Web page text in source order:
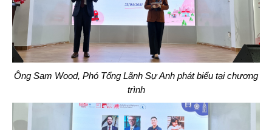
Ông Sam Wood, Phó Tổng Lãnh Sự Anh phát biểu tại chương
trình